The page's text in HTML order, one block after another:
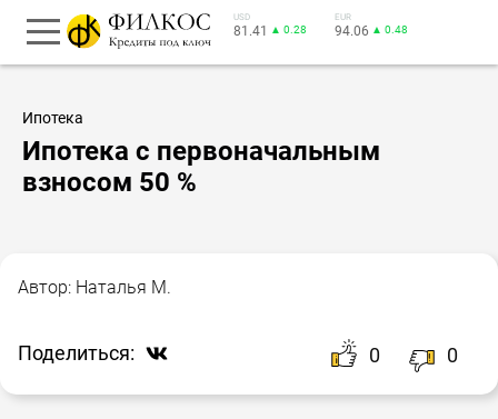
USD
81.41 ▲ 0.28
EUR
94.06 ▲ 0.48
Ипотека
Ипотека с первоначальным
взносом 50 %
Автор: Наталья М.
Поделиться: 0 0